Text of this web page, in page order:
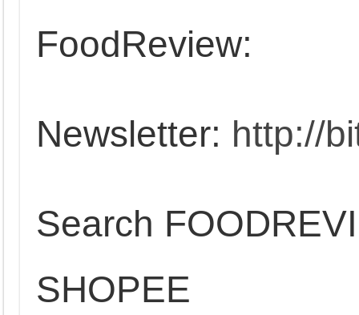
FoodReview:
Newsletter: http://
Search
SHOPEE